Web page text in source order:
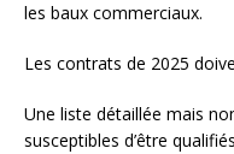
les baux commerciaux.
Les contrats de 2025
Une liste détaillée mais
susceptibles d’être